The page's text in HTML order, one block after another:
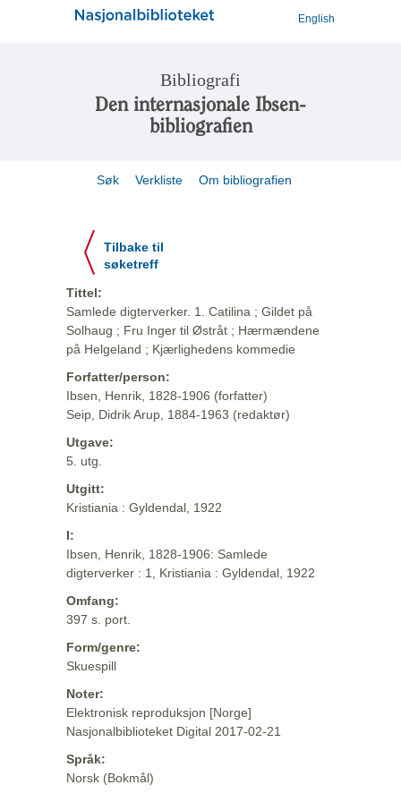
English
Bibliografi
Den internasjonale Ibsen-
bibliografien
Søk Verkliste Om bibliografien
Tilbake til
søketreff
Tittel:
Samlede digterverker. 1. Catilina ; Gildet på
Solhaug ; Fru Inger til Østråt ; Hærmændene
på Helgeland ; Kjærlighedens kommedie
Forfatter/person:
Ibsen, Henrik, 1828-1906 (forfatter)
Seip, Didrik Arup, 1884-1963 (redaktør)
Utgave:
5. utg.
Utgitt:
Kristiania : Gyldendal, 1922
I:
Ibsen, Henrik, 1828-1906: Samlede
digterverker : 1, Kristiania : Gyldendal, 1922
Omfang:
397 s. port.
Form/genre:
Skuespill
Noter:
Elektronisk reproduksjon [Norge]
Nasjonalbiblioteket Digital 2017-02-21
Språk:
Norsk (Bokmål)